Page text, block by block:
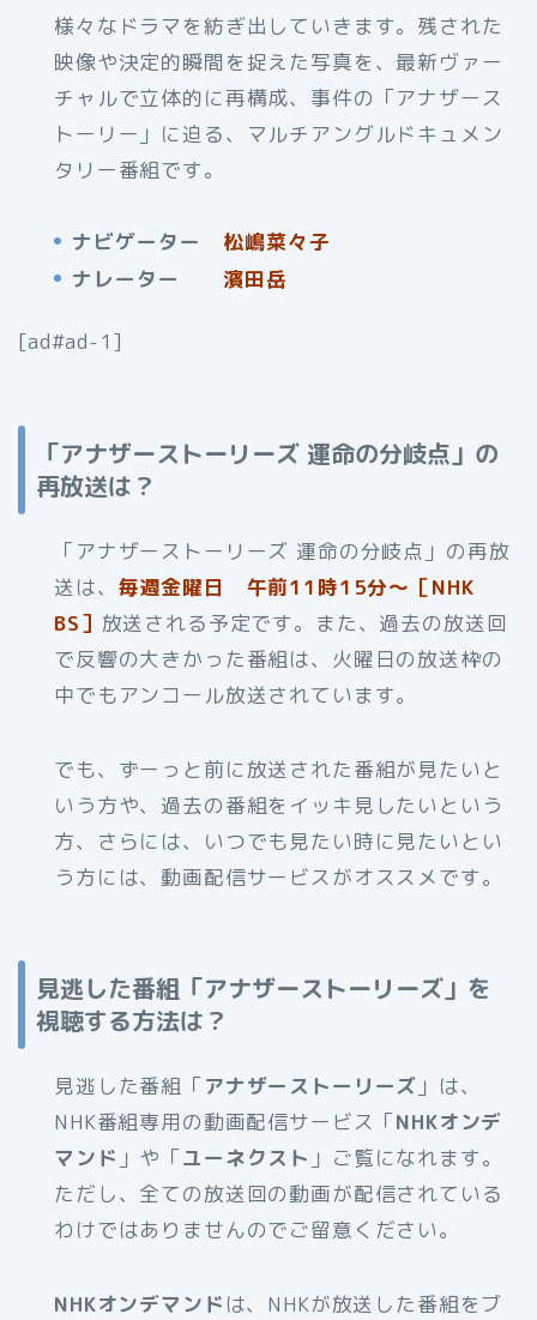
様々なドラマを紡ぎ出していきます。残された
映像や決定的瞬間を捉えた写真を、最新ヴァー
チャルで立体的に再構成、事件の「アナザース
トーリー」に迫る、マルチアングルドキュメン
タリー番組です。
ナビゲーター 松嶋菜々子
ナレーター 濱田岳
[ad#ad-1]
「アナザーストーリーズ 運命の分岐点」の
再放送は？
「アナザーストーリーズ 運命の分岐点」の再放
送は、 毎週金曜日 午前11時15分～［NHK
BS］ 放送される予定です。また、過去の放送回
で反響の大きかった番組は、火曜日の放送枠の
中でもアンコール放送されています。
でも、ずーっと前に放送された番組が見たいと
いう方や、過去の番組をイッキ見したいという
方、さらには、いつでも見たい時に見たいとい
う方には、動画配信サービスがオススメです。
見逃した番組「アナザーストーリーズ」を
視聴する方法は？
見逃した番組「アナザーストーリーズ 」は、
NHK番組専用の動画配信サービス「NHKオンデ
マンド 」や「ユーネクスト 」ご覧になれます。
ただし、全ての放送回の動画が配信されている
わけではありませんのでご留意ください。
NHKオンデマンド は、NHKが放送した番組をブ